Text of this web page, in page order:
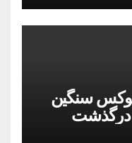
سنگین